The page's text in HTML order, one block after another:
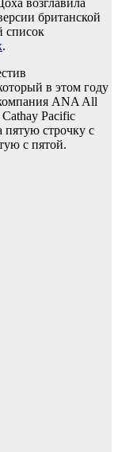
возглавила
британской
список
.
в этом году
ANA All
Pacific
пятую строчку с
с пятой.